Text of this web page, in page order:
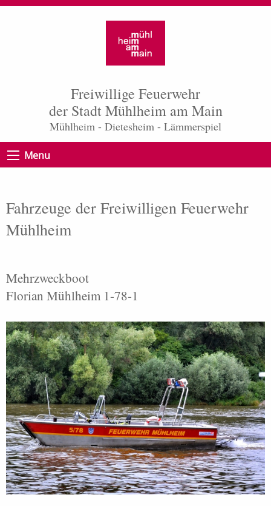
Freiwillige Feuerwehr
der Stadt Mühlheim am Main
Mühlheim - Dietesheim - Lämmerspiel
Menu
Fahrzeuge der Freiwilligen Feuerwehr
Mühlheim
Mehrzweckboot
Florian Mühlheim 1-78-1